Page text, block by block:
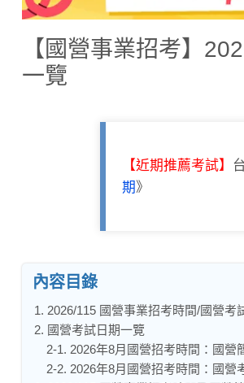
【國營事業招考】
一覽
【近期推薦考試】
期》
內容目錄
1. 2026/115 國營事業招考時間/國營考
2. 國營考試日期一覽
2-1. 2026年8月國營招考時間：國營
2-2. 2026年8月國營招考時間：國營